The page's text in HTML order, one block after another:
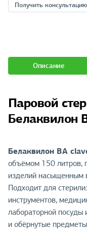
Получить консультацию
Описание
Паровой
Белаквилон
Белаквилон BA
объёмом 150 литров,
изделий насыщенным
Подходит для
инструментов,
лабораторной
и обёрнутые